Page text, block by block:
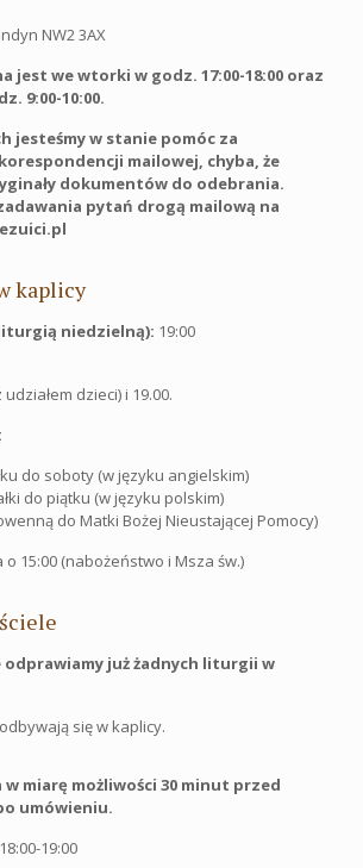
NW2 3AX
jest we wtorki w godz. 17:00-18:00 oraz
9:00-10:00.
jesteśmy w stanie pomóc za
mailowej, chyba, że
dokumentów do odebrania.
pytań drogą mailową na
kaplicy
niedzielną): 19:00
udziałem dzieci) i 19.00.
do soboty (w języku angielskim)
do piątku (w języku polskim)
do Matki Bożej Nieustającej Pomocy)
o 15:00 (nabożeństwo i Msza św.)
odprawiamy już żadnych liturgii w
się w kaplicy.
w miarę możliwości 30 minut przed
umówieniu.
19:00